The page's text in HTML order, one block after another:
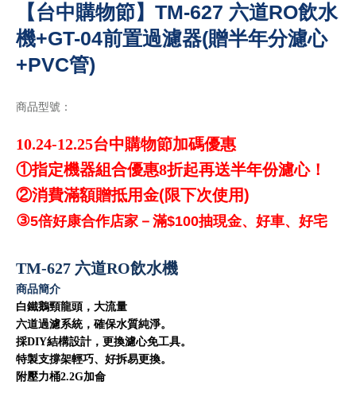
【台中購物節】TM-627 六道RO飲水
機+GT-04前置過濾器(贈半年分濾心
+PVC管)
商品型號：
10.24-12.25台中購物節加碼優惠
①指定機器組合優惠8折起再送半年份濾心！
②消費滿額贈抵用金(限下次使用)
③5倍好康合作店家－滿$100抽現金、好車、好宅
TM-627 六道RO飲水機
商品簡介
白鐵鵝頸龍頭，大流量
六道過濾系統，確保水質純淨。
採DIY結構設計，更換濾心免工具。
特製支撐架輕巧、好拆易更換。
附壓力桶2.2G加侖